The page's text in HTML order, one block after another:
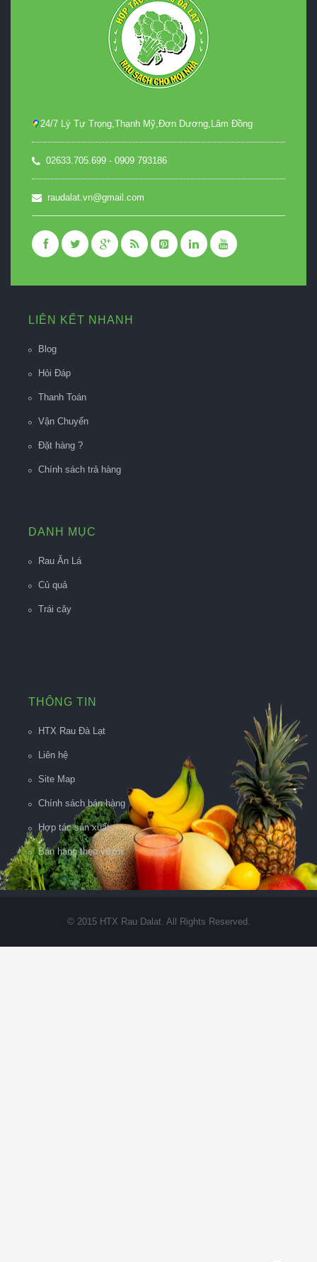
24/7 Lý Tự Trọng,Thạnh Mỹ,Đơn Dương,Lâm Đồng
02633.705.699 - 0909 793186
raudalat.vn@gmail.com
LIÊN KẾT NHANH
Blog
Hỏi Đáp
Thanh Toán
Vận Chuyển
Đặt hàng ?
Chính sách trả hàng
DANH MỤC
Rau Ăn Lá
Củ quả
Trái cây
THÔNG TIN
HTX Rau Đà Lạt
Liên hệ
Site Map
Chính sách bán hàng
Hợp tác sản xuất
Bán hàng theo vườn
© 2015 HTX Rau Dalat. All Rights Reserved.